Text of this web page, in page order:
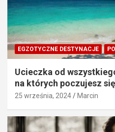
EGZOTYCZNE DESTYNACJE
Ucieczka od
na których poczujesz
25 września, 2024 Marcin